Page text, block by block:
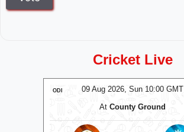
Cricket Live
09 Aug 2026, Sun 10:00 GMT
ODI
At County Ground